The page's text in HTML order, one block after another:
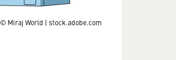
© Miraj World | stock.adobe.com